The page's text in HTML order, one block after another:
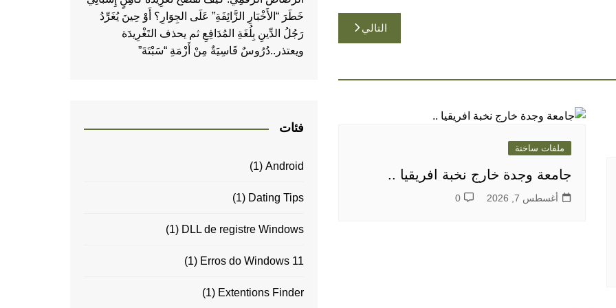
التالي
ملفات ساخنة
جامعة وجدة خارج نخبة افريقيا ..
أغسطس 7, 2026 0
خَطَرَ “الأَخْبَارِ الزَّائِفَةِ” عَلَى الجِوَارِ؟ أَوْ حِينَ يُغَرِّدُ
رَجُلُ الدِّينِ بِلُغَةِ المُدَافِعِ ثم يحذف التَغْرِيدَة
ويعتذر..دُرُوسٌ قَاسِيَةٌ مِنْ أَزْمَةِ “سَبْتَةَ”
فئات
Android
(1)
Dating Tips
(1)
DLL de registre Windows
(1)
Erros do Windows 11
(1)
Extentions Finder
(1)